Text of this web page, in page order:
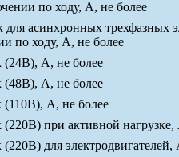
по ходу, А, не более
асинхронных трехфазных
по ходу, А, не более
А, не более
А, не более
А, не более
при активной нагрузке,
для электродвигателей,